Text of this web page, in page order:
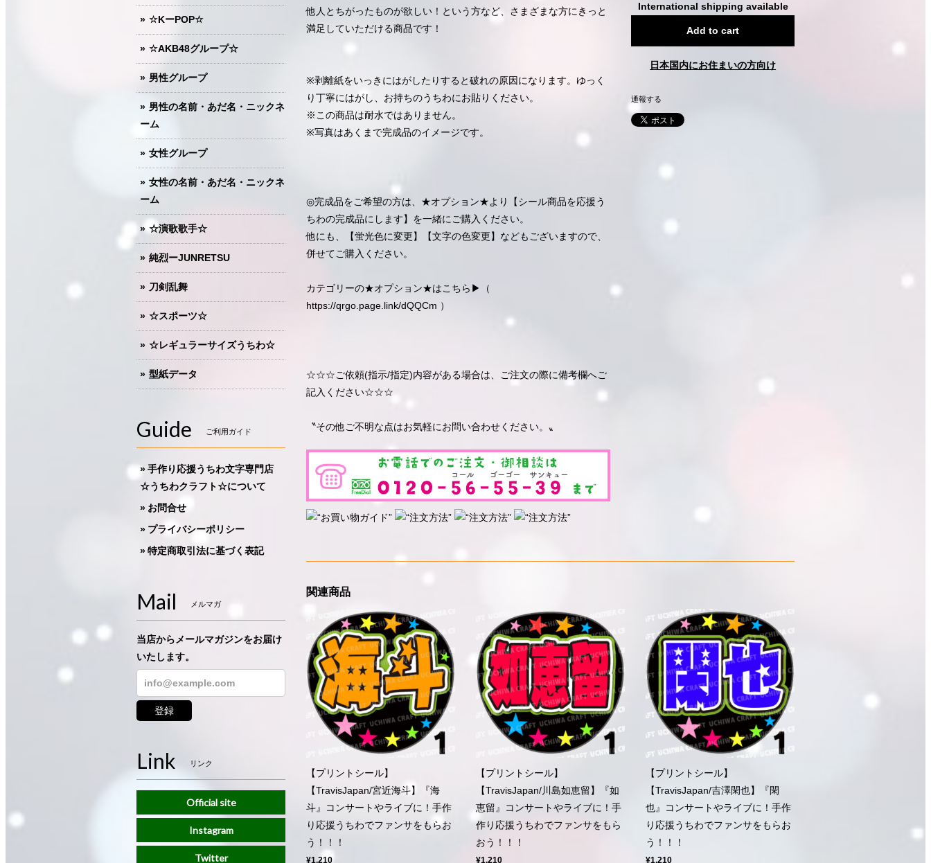
他人とちがったものが欲しい！という方など、さまざまな方にきっと
満足していただける商品です！
※剥離紙をいっきにはがしたりすると破れの原因になります。ゆっく
り丁寧にはがし、お持ちのうちわにお貼りください。
※この商品は耐水ではありません。
※写真はあくまで完成品のイメージです。
◎完成品をご希望の方は、★オプション★より【シール商品を応援う
ちわの完成品にします】を一緒にご購入ください。
他にも、【蛍光色に変更】【文字の色変更】などもございますので、
併せてご購入ください。
カテゴリーの★オプション★はこちら▶︎（
https://qrgo.page.link/dQQCm ）
☆☆☆ご依頼(指示/指定)内容がある場合は、ご注文の際に備考欄へご
記入ください☆☆☆
〝その他ご不明な点はお気軽にお問い合わせください。〟
International shipping available
Add to cart
日本国内にお住まいの方向け
通報する
関連商品
【プリントシール】
【TravisJapan/宮近海斗】『海
斗』コンサートやライブに！手作
り応援うちわでファンサをもらお
う！！！
¥1,210
【プリントシール】
【TravisJapan/川島如恵留】『如
恵留』コンサートやライブに！手
作り応援うちわでファンサをもら
おう！！！
¥1,210
【プリントシール】
【TravisJapan/吉澤閑也】『閑
也』コンサートやライブに！手作
り応援うちわでファンサをもらお
う！！！
¥1,210
☆KーPOP☆
☆AKB48グループ☆
男性グループ
男性の名前・あだ名・ニックネ
ーム
女性グループ
女性の名前・あだ名・ニックネ
ーム
☆演歌歌手☆
純烈ーJUNRETSU
刀剣乱舞
☆スポーツ☆
☆レギュラーサイズうちわ☆
型紙データ
Guide ご利用ガイド
手作り応援うちわ文字専門店
☆うちわクラフト☆について
お問合せ
プライバシーポリシー
特定商取引法に基づく表記
Mail メルマガ
当店からメールマガジンをお届け
いたします。
登録
Link リンク
Official site
Instagram
Twitter